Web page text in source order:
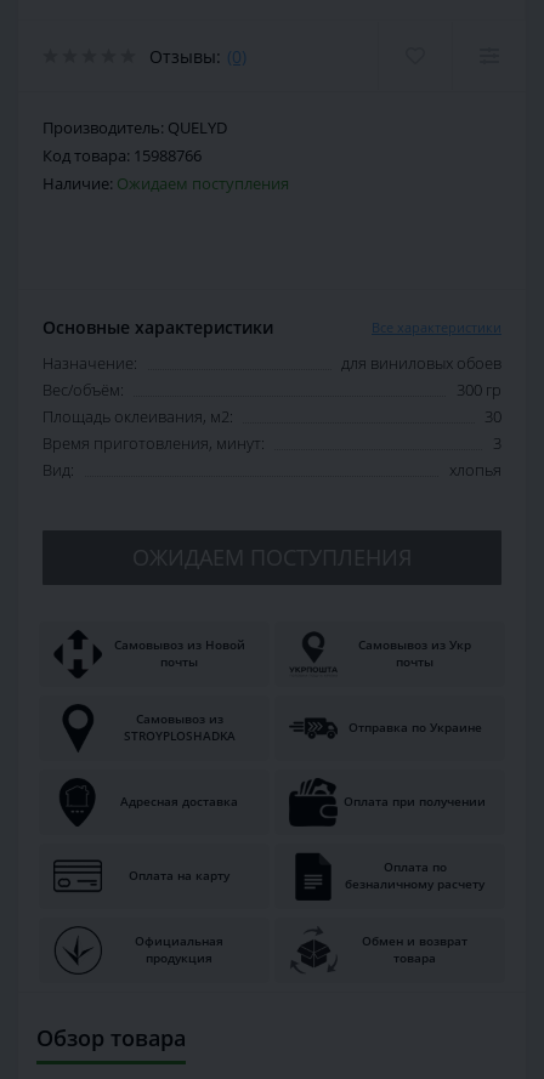
Отзывы: (0)
Производитель: QUELYD
Код товара: 15988766
Наличие: Ожидаем поступления
Основные характеристики Все характеристики
Назначение:
для виниловых обоев
Вес/объём:
300 гр
Площадь оклеивания, м2:
30
Время приготовления, минут:
3
Вид:
хлопья
ОЖИДАЕМ ПОСТУПЛЕНИЯ
Самовывоз из Новой
почты
Самовывоз из Укр
почты
Самовывоз из
STROYPLOSHADKA
Отправка по Украине
Адресная доставка Оплата при получении
Оплата на карту
Оплата по
безналичному расчету
Официальная
продукция
Обмен и возврат
товара
Обзор товара